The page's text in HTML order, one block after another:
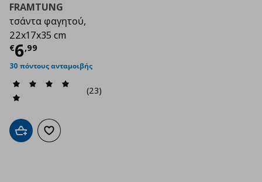
FRAMTUNG
τσάντα φαγητού,
22x17x35 cm
€6,99
Τρέχουσα τιμή
30 πόντους ανταμοιβής
(23)
Προσθήκη στο καλάθι
Προσθήκη στα αγαπημένα